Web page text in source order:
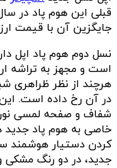
جایگزین آن با قیمت
نسل دوم هوم پاد اپل
هرچند از نظر ظراهری
در آن رخ داده است.
شفاف و صفحه لمسی
خاصی به هوم پاد جدید
کردن دستیار هوشمند
جدید، در دو رنگ